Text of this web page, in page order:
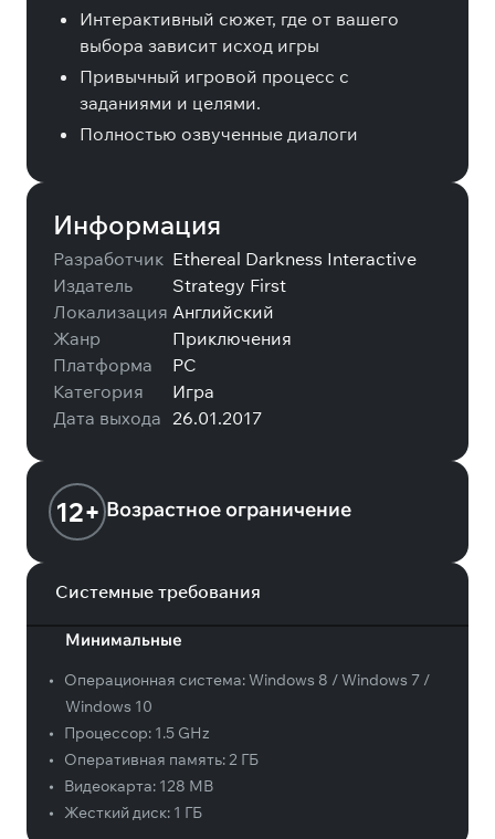
Интерактивный сюжет, где от вашего
выбора зависит исход игры
Привычный игровой процесс с
заданиями и целями.
Полностью озвученные диалоги
Информация
Разработчик Ethereal Darkness Interactive
Издатель
Strategy First
Локализация Английский
Жанр
Приключения
Платформа
PC
Категория
Игра
Дата выхода 26.01.2017
12+ Возрастное ограничение
Системные требования
Минимальные
• Операционная система:Windows 8 / Windows 7 /
Windows 10
•
Процессор: 1.5 GHz
•
Оперативная память:2 ГБ
•
Видеокарта: 128 MB
•
Жесткий диск: 1 ГБ